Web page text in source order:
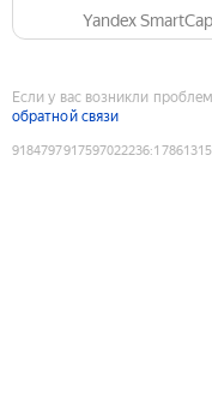
Yandex
Если у вас возникли
обратной связи
9184797917597022236: